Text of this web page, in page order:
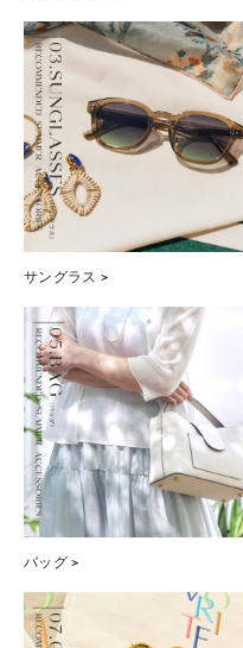
サングラス >
バッグ >